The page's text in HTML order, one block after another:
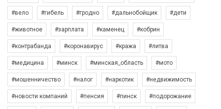
#вело #гибель #гродно #дальнобойщик #дети
#животное #зарплата #каменец #кобрин
#контрабанда #коронавирус #кража #литва
#медицина #минск #минская_область #мото
#мошенничество #налог #наркотик #недвижимость
#новости компаний #пенсия #пинск #подорожание